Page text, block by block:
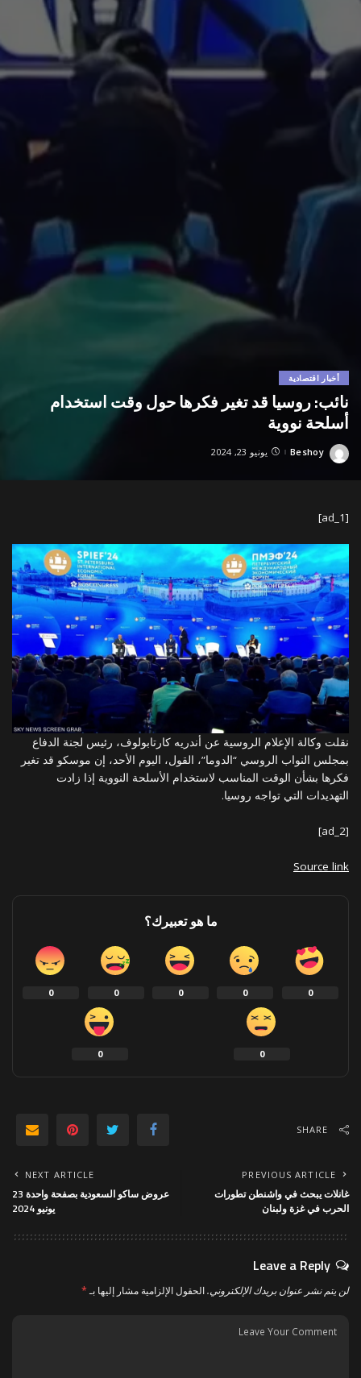
أخبار اقتصادية
نائب: روسيا قد تغير فكرها حول وقت استخدام
أسلحة نووية
Posted
Beshoy يونيو 23, 2024
[ad_1]
نقلت وكالة الإعلام الروسية عن أندريه كارتابولوف، رئيس لجنة الدفاع
بمجلس النواب الروسي “الدوما”، القول، اليوم الأحد، إن موسكو قد تغير
فكرها بشأن الوقت المناسب لاستخدام الأسلحة النووية إذا زادت
التهديدات التي تواجه روسيا.
[ad_2]
Source link
ما هو تعبيرك؟
0
0
0
0
0
0
0
SHARE
PREVIOUS ARTICLE
غانلات يبحث في واشنطن تطورات
الحرب في غزة ولبنان
NEXT ARTICLE
عروض ساكو السعودية بصفحة واحدة 23
يونيو 2024
Leave a Reply
لن يتم نشر عنوان بريدك الإلكتروني.الحقول الإلزامية مشار إليها بـ*